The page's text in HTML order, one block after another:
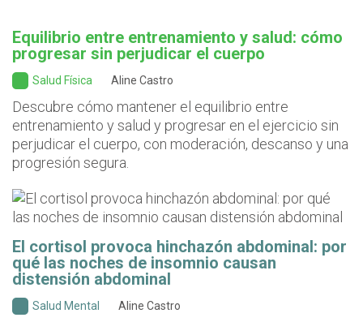
Equilibrio entre entrenamiento y salud: cómo
progresar sin perjudicar el cuerpo
Salud Física Aline Castro
Descubre cómo mantener el equilibrio entre
entrenamiento y salud y progresar en el ejercicio sin
perjudicar el cuerpo, con moderación, descanso y una
progresión segura.
El cortisol provoca hinchazón abdominal: por
qué las noches de insomnio causan
distensión abdominal
Salud Mental Aline Castro